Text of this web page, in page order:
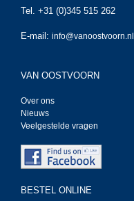
Tel. +31 (0)345 515 262
E-mail: info@vanoostvoorn.nl
VAN OOSTVOORN
Over ons
Nieuws
Veelgestelde vragen
BESTEL ONLINE